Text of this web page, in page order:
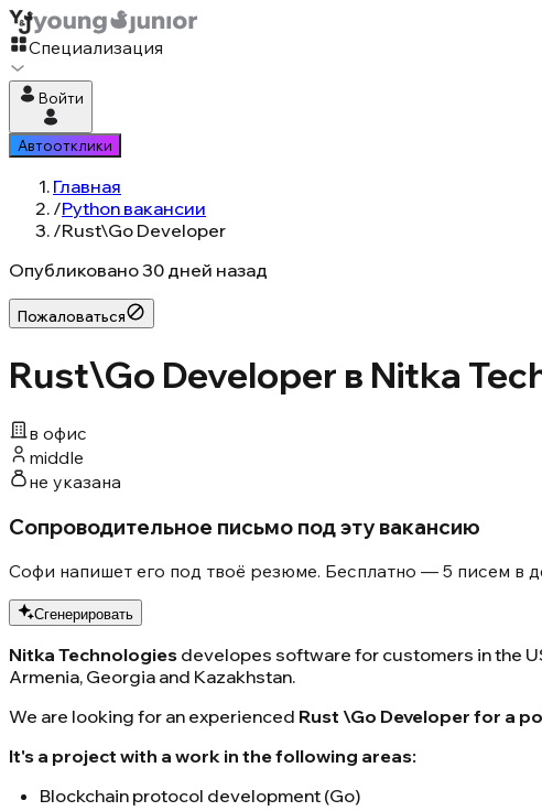
Специализация
Войти
Автоотклики
Главная
/Python вакансии
/Rust\Go Developer
Опубликовано30 дней назад
Пожаловаться
Rust\Go Developer в Nitka
в офис
middle
не указана
Сопроводительное письмо под эту вакансию
Софи напишет его под твоё резюме. Бесплатно — 5 писем в
Сгенерировать
Nitka Technologies developes software for customers in the
Armenia, Georgia and Kazakhstan.
We are looking for an experienced Rust \Go Developer for a
It's a project with a work in the following areas:
Blockchain protocol development (Go)